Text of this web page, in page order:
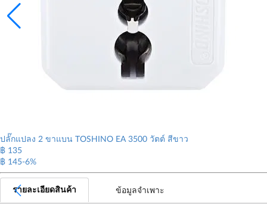
ปลั๊กแปลง 2 ขาแบน TOSHINO EA 3500 วัตต์ สีขาว
฿ 135
฿ 145-6%
รายละเอียดสินค้า ข้อมูลจำเพาะ